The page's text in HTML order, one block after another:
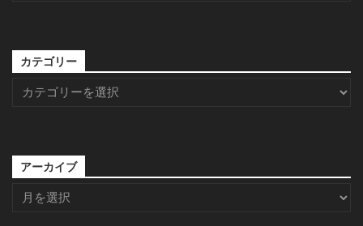
カテゴリー
アーカイブ